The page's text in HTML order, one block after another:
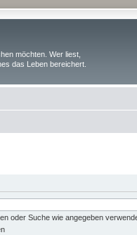
möchten. Wer liest,
das Leben bereichert.
oder Suche wie angegeben